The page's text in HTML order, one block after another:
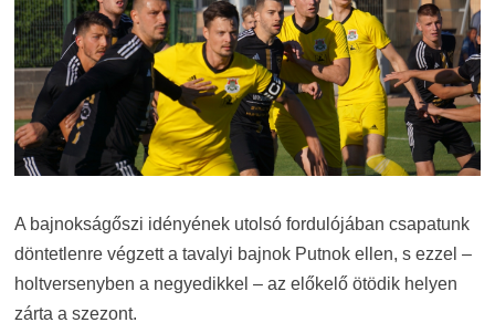
A bajnokságőszi idényének utolsó fordulójában csapatunk
döntetlenre végzett a tavalyi bajnok Putnok ellen, s ezzel –
holtversenyben a negyedikkel – az előkelő ötödik helyen
zárta a szezont.